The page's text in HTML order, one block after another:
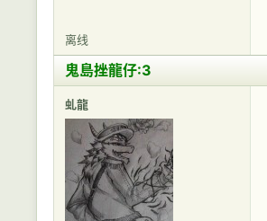
离线
鬼島挫龍仔:3
虬龍